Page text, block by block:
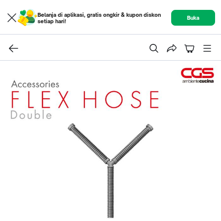
Belanja di aplikasi, gratis ongkir & kupon diskon
setiap hari!
Buka